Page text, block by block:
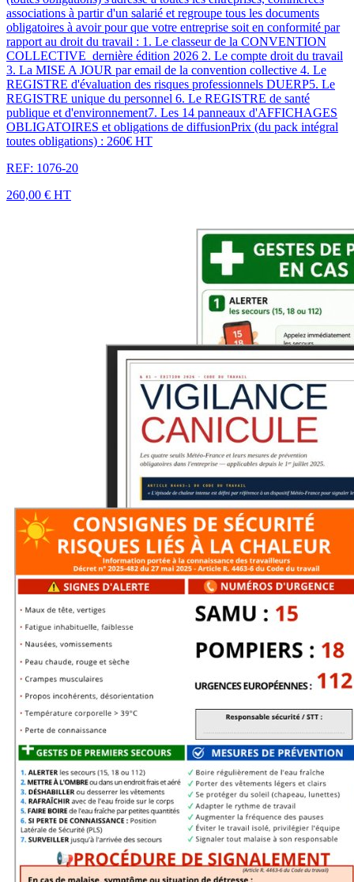
associations à partir d'un salarié et regroupe tous les documents
obligatoires à avoir pour que votre entreprise soit en conformité par
rapport au droit du travail : 1. Le classeur de la CONVENTION
COLLECTIVE dernière édition 2026 2. Le compte droit du travail
3. La MISE A JOUR par email de la convention collective 4. Le
REGISTRE d'évaluation des risques professionnels DUERP5. Le
REGISTRE unique du personnel 6. Le REGISTRE de santé
publique et d'environnement7. Les 14 panneaux d'AFFICHAGES
OBLIGATOIRES et obligations de diffusionPrix (du pack intégral
toutes obligations) : 260€ HT
REF: 1076-20
260,00 € HT